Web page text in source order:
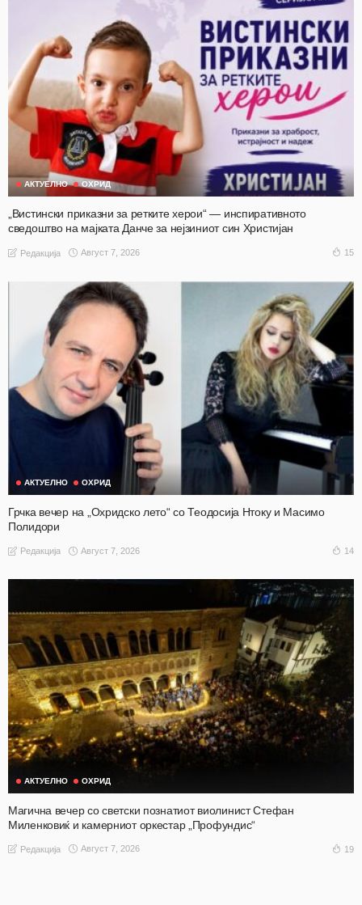
АКТУЕЛНО ОХРИД
„Вистински приказни за ретките херои“ — инспиративното
сведоштво на мајката Данче за нејзиниот син Христијан
Редакција Август 7, 2026 15
АКТУЕЛНО ОХРИД
Грчка вечер на „Охридско лето“ со Теодосија Нтоку и Масимо
Полидори
Редакција Август 7, 2026 14
АКТУЕЛНО ОХРИД
Магична вечер со светски познатиот виолинист Стефан
Миленковиќ и камерниот оркестар „Профундис“
Редакција Август 7, 2026 19